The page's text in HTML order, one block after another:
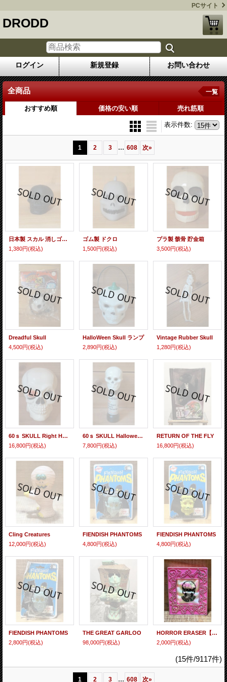
PCサイト
DRODD
ログイン 新規登録 お問い合わせ
全商品 一覧
おすすめ順 価格の安い順 売れ筋順
表示件数:
1 2 3 ... 608 次»
日本製 スカル 消しゴム 【BK】
1,380円(税込)
ゴム製 ドクロ
1,500円(税込)
プラ製 骸骨 貯金箱
3,500円(税込)
Dreadful Skull
4,500円(税込)
HalloWeen Skull ランプ
2,890円(税込)
Vintage Rubber Skull
1,280円(税込)
60ｓ SKULL Right Head
16,800円(税込)
60ｓ SKULL Halloween Right
7,800円(税込)
RETURN OF THE FLY
16,800円(税込)
Cling Creatures
12,000円(税込)
FIENDISH PHANTOMS
4,800円(税込)
FIENDISH PHANTOMS
4,800円(税込)
FIENDISH PHANTOMS
2,800円(税込)
THE GREAT GARLOO
98,000円(税込)
HORROR ERASER【SKULL-MAN】
2,000円(税込)
(15件/9117件)
1 2 3 ... 608 次»